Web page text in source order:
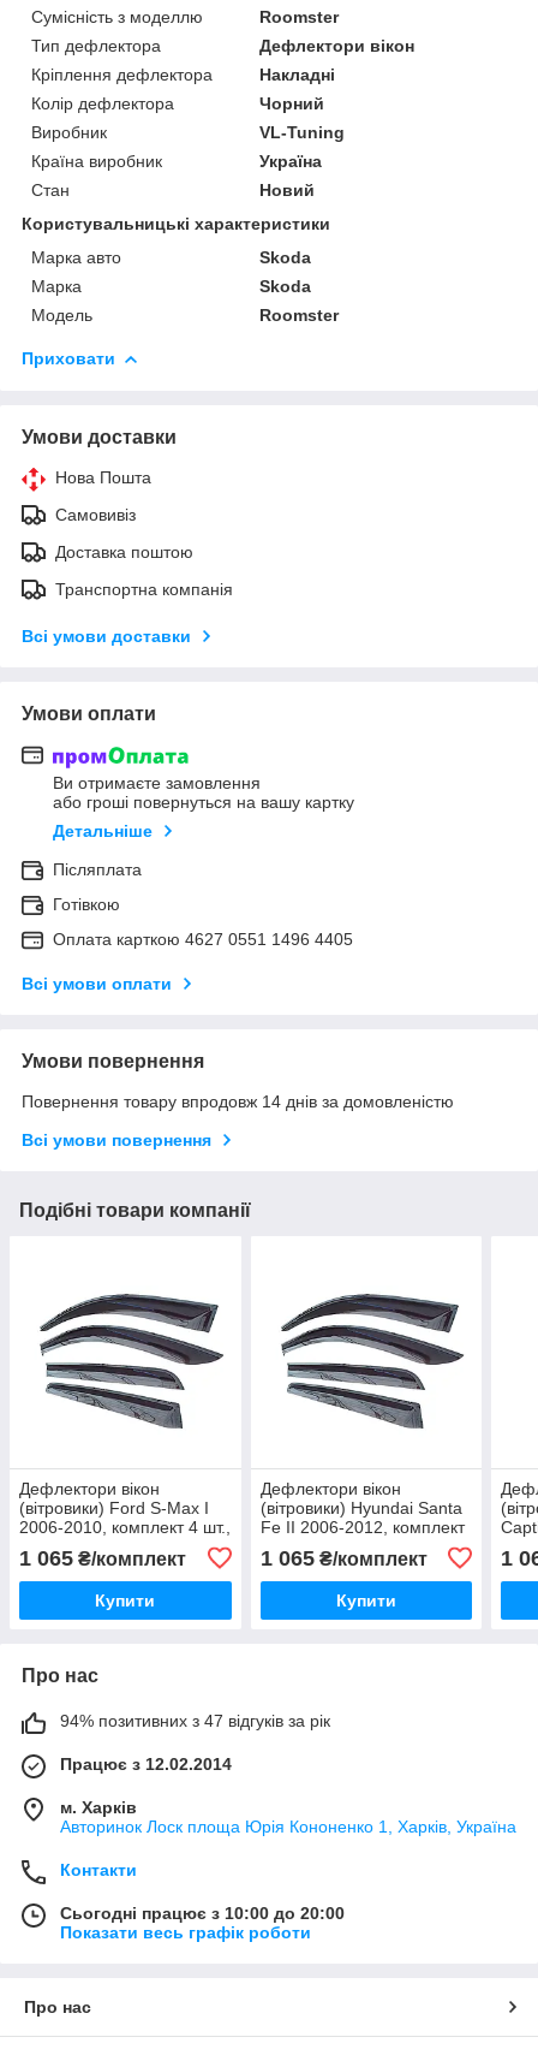
Сумісність з моделлю
Roomster
Тип дефлектора
Дефлектори вікон
Кріплення дефлектора
Накладні
Колір дефлектора
Чорний
Виробник
VL-Tuning
Країна виробник
Україна
Стан
Новий
Користувальницькі характеристики
Марка авто
Skoda
Марка
Skoda
Модель
Roomster
Приховати
Умови доставки
Нова Пошта
Самовивіз
Доставка поштою
Транспортна компанія
Всі умови доставки
Умови оплати
Ви отримаєте замовлення
або гроші повернуться на вашу картку
Детальніше
Післяплата
Готівкою
Оплата карткою 4627 0551 1496 4405
Всі умови оплати
Умови повернення
Повернення товару впродовж 14 днів за домовленістю
Всі умови повернення
Подібні товари компанії
Дефлектори вікон
(вітровики) Ford S-Max I
2006-2010, комплект 4 шт.,
1 065 ₴/комплект
Купити
Дефлектори вікон
(вітровики) Hyundai Santa
Fe II 2006-2012, комплект
1 065₴/комплект
Купити
1
Про нас
94% позитивних з 47 відгуків за рік
Працює з 12.02.2014
м. Харків
Авторинок Лоск площа Юрія Кононенко 1, Харків, Україна
Контакти
Сьогодні працює з 10:00 до 20:00
Показати весь графік роботи
Про нас